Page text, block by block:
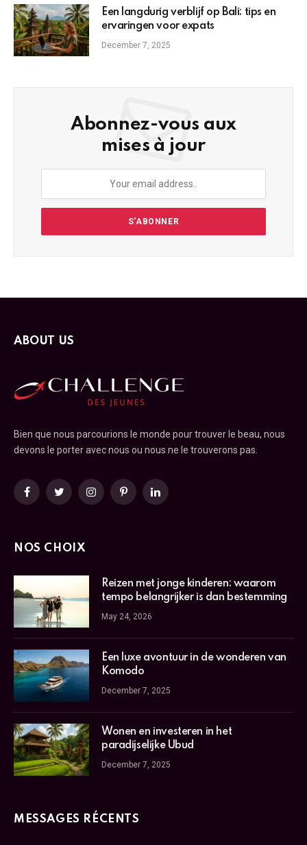
Een langdurig verblijf op Bali: tips en
ervaringen voor expats
December 7, 2025
Abonnez-vous aux
mises à jour
ABOUT US
Bien que nous parcourions le monde pour trouver le beau, nous
devons le porter avec nous ou nous ne le trouverons pas.
FacebookTwitterInstagramPinterestLinkedIn
NOS CHOIX
Reizen met jonge kinderen: waarom
tempo belangrijker is dan bestemming
May 24, 2026
Een luxe avontuur in de wonderen van
Komodo
December 7, 2025
Wonen en investeren in het
paradijselijke Ubud
December 7, 2025
MESSAGES RÉCENTS